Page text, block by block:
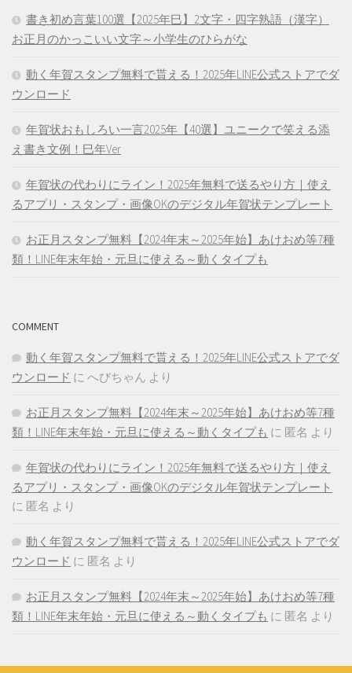
書き初め言葉100選【2025年巳】2文字・四字熟語（漢字）
お正月のかっこいい文字～小学生のひらがな
動く年賀スタンプ無料で貰える！2025年LINE公式ストアでダ
ウンロード
年賀状おもしろい一言2025年【40選】ユニークで笑える添
え書き文例！巳年Ver
年賀状の代わりにライン！2025年無料で送るやり方｜使え
るアプリ・スタンプ・画像OKのデジタル年賀状テンプレート
お正月スタンプ無料【2024年末～2025年始】あけおめ等7種
類！LINE年末年始・元旦に使える～動くタイプも
COMMENT
動く年賀スタンプ無料で貰える！2025年LINE公式ストアでダ
ウンロード に へびちゃん より
お正月スタンプ無料【2024年末～2025年始】あけおめ等7種
類！LINE年末年始・元旦に使える～動くタイプも に 匿名 より
年賀状の代わりにライン！2025年無料で送るやり方｜使え
るアプリ・スタンプ・画像OKのデジタル年賀状テンプレート
に 匿名 より
動く年賀スタンプ無料で貰える！2025年LINE公式ストアでダ
ウンロード に 匿名 より
お正月スタンプ無料【2024年末～2025年始】あけおめ等7種
類！LINE年末年始・元旦に使える～動くタイプも に 匿名 より